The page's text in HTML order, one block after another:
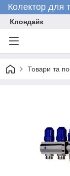
Колектор для
Клондайк
Товари та